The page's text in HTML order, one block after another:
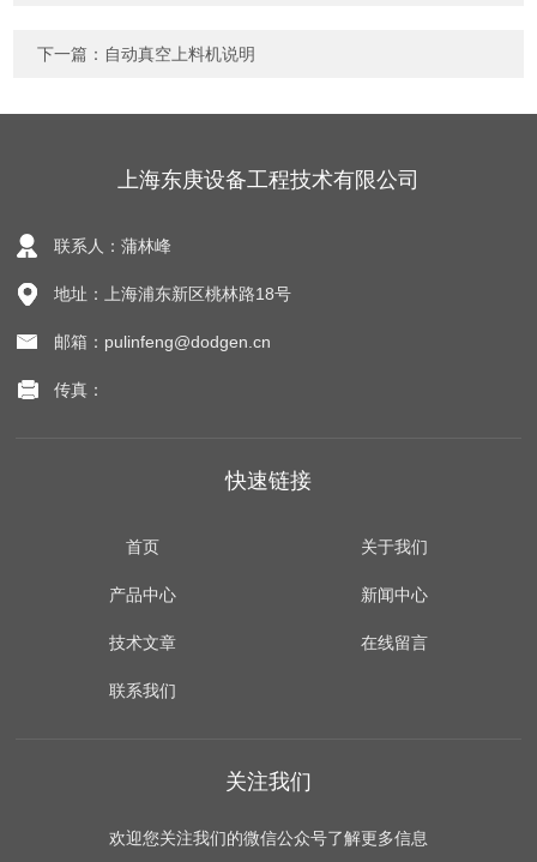
下一篇： 自动真空上料机说明
上海东庚设备工程技术有限公司
联系人：蒲林峰
地址：上海浦东新区桃林路18号
邮箱：pulinfeng@dodgen.cn
传真：
快速链接
首页 关于我们
产品中心 新闻中心
技术文章 在线留言
联系我们
关注我们
欢迎您关注我们的微信公众号了解更多信息